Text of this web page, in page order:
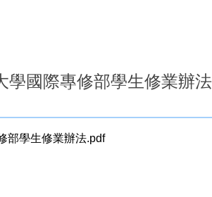
學國際專修部學生修業辦法
部學生修業辦法.pdf